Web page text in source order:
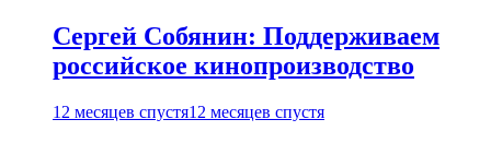
Сергей Собянин: Поддерживаем
российское кинопроизводство
12 месяцев спустя12 месяцев спустя